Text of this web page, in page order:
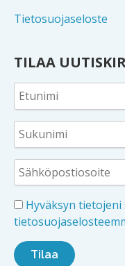
Tietosuojaseloste
TILAA
Hyväksyn